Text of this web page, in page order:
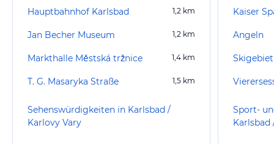
Hauptbahnhof Karlsbad 1,2 km
Jan Becher Museum 1,2 km
Markthalle Městská tržnice 1,4 km
T. G. Masaryka Straße 1,5 km
Sehenswürdigkeiten in Karlsbad /
Karlovy Vary
Kaiser
Angeln
Sport-
Karlsbad